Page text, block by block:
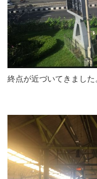
終点が近づいてきました